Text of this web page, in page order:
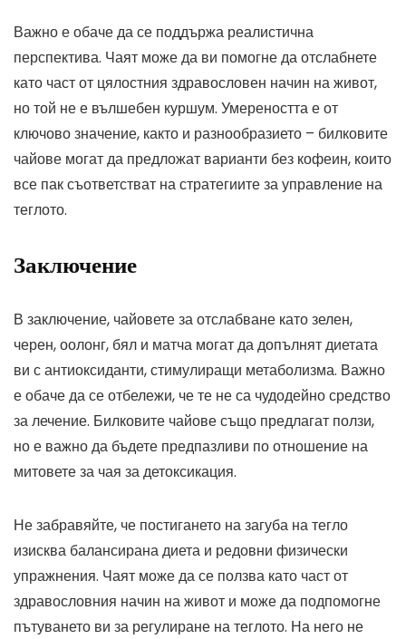
Важно е обаче да се поддържа реалистична
перспектива. Чаят може да ви помогне да отслабнете
като част от цялостния здравословен начин на живот,
но той не е вълшебен куршум. Умереността е от
ключово значение, както и разнообразието – билковите
чайове могат да предложат варианти без кофеин, които
все пак съответстват на стратегиите за управление на
теглото.
Заключение
В заключение, чайовете за отслабване като зелен,
черен, оолонг, бял и матча могат да допълнят диетата
ви с антиоксиданти, стимулиращи метаболизма. Важно
е обаче да се отбележи, че те не са чудодейно средство
за лечение. Билковите чайове също предлагат ползи,
но е важно да бъдете предпазливи по отношение на
митовете за чая за детоксикация.
Не забравяйте, че постигането на загуба на тегло
изисква балансирана диета и редовни физически
упражнения. Чаят може да се ползва като част от
здравословния начин на живот и може да подпомогне
пътуването ви за регулиране на теглото. На него не